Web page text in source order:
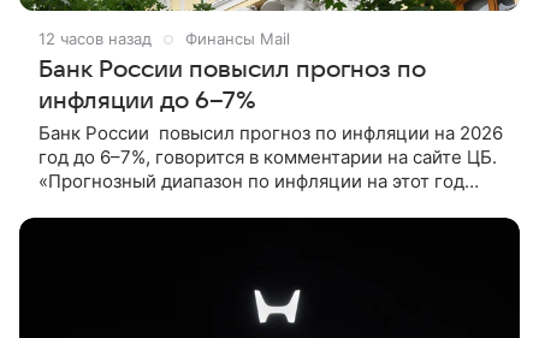
12 часов назад Финансы Mail
Банк России повысил прогноз по
инфляции до 6–7%
Банк России повысил прогноз по инфляции на 2026
год до 6–7%, говорится в комментарии на сайте ЦБ.
«Прогнозный диапазон по инфляции на этот год